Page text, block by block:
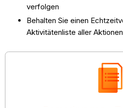
verfolgen
Behalten Sie einen
Aktivitätenliste aller